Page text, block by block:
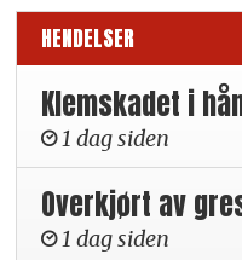
HENDELSER
Klemskadet i
1 dag siden
Overkjørt av
1 dag siden